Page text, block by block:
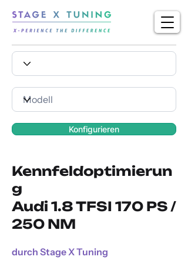
Konfigurieren
Kennfeldoptimierun
g
Audi 1.8 TFSI 170 PS /
250 NM
durch Stage X Tuning